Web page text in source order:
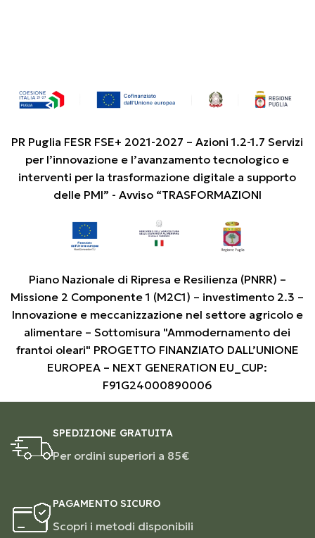
PR Puglia FESR FSE+ 2021-2027 – Azioni 1.2-1.7 Servizi
per l’innovazione e l’avanzamento tecnologico e
interventi per la trasformazione digitale a supporto
delle PMI” - Avviso “TRASFORMAZIONI
Piano Nazionale di Ripresa e Resilienza (PNRR) –
Missione 2 Componente 1 (M2C1) – investimento 2.3 –
Innovazione e meccanizzazione nel settore agricolo e
alimentare – Sottomisura "Ammodernamento dei
frantoi oleari" PROGETTO FINANZIATO DALL’UNIONE
EUROPEA – NEXT GENERATION EU_CUP:
F91G24000890006
SPEDIZIONE GRATUITA
Per ordini superiori a 85€
PAGAMENTO SICURO
Scopri i metodi disponibili